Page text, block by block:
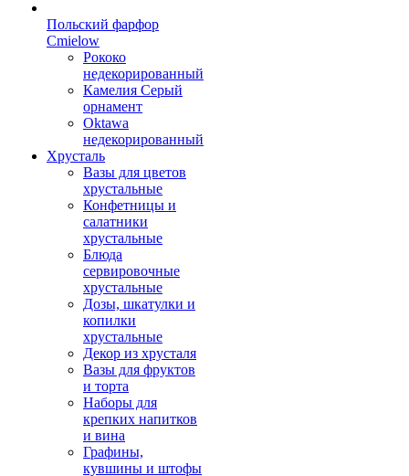
Польский фарфор
Сmielow
Рококо
недекорированный
Камелия Серый
орнамент
Oktawa
недекорированный
Хрусталь
Вазы для цветов
хрустальные
Конфетницы и
салатники
хрустальные
Блюда
сервировочные
хрустальные
Дозы, шкатулки и
копилки
хрустальные
Декор из хрусталя
Вазы для фруктов
и торта
Наборы для
крепких напитков
и вина
Графины,
кувшины и штофы